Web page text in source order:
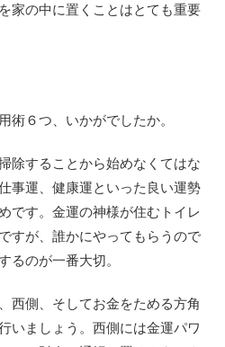
家の中に置くことはとても重要
術６つ、いかがでしたか。
除することから始めなくてはな
事運、健康運といった良い運勢
です。金運の神様が住むトイレ
すが、誰かにやってもらうので
るのが一番大切。
西側、そしてお金をためる方角
いましょう。西側には金運パワ